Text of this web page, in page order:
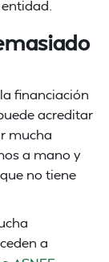
financiación
acreditar
mucha
a mano y
no tiene
a